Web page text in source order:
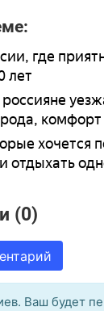
где
лет
хочется
отдыхать
(0)
Ваш будет